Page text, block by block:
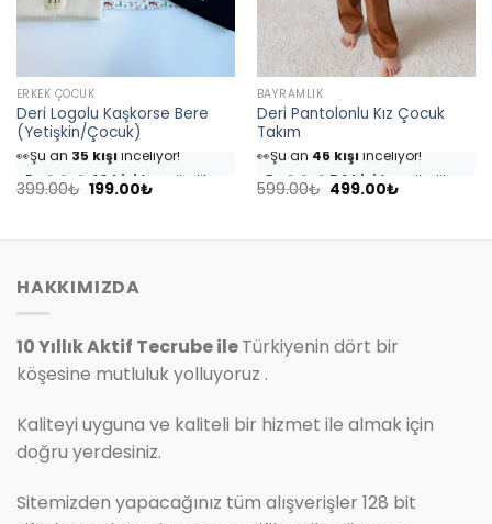
ERKEK ÇOCUK
Deri Logolu Kaşkorse Bere
(Yetişkin/Çocuk)
👀Şu an35 kişiinceliyor!
⭐️Bu ürünü 40 kişifavoriledi!
🛒18 kişisepetine ekledi!
399.00₺ Orijinal
199.00₺Şu
BAYRAMLIK
Deri Pantolonlu Kız Çocuk
Takım
👀Şu an
⭐️Bu ürünü54 kişifavoriledi!
🛒25 kişisepetine ekledi!
599.00₺ Orijinal
499.00₺Şu
HAKKIMIZDA
10 Yıllık Aktif Tecrube ileTürkiyenin dört bir
köşesine mutluluk yolluyoruz .
Kaliteyi uyguna ve kaliteli bir hizmet ile almak için
doğru yerdesiniz.
Sitemizden yapacağınız tüm alışverişler 128 bit